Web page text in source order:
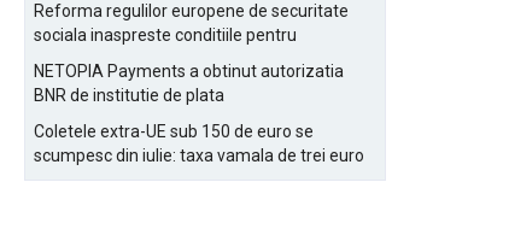
Reforma regulilor europene de securitate
sociala inaspreste conditiile pentru
NETOPIA Payments a obtinut autorizatia
BNR de institutie de plata
Coletele extra-UE sub 150 de euro se
scumpesc din iulie: taxa vamala de trei euro
pe articol, adaugata la taxa logistica